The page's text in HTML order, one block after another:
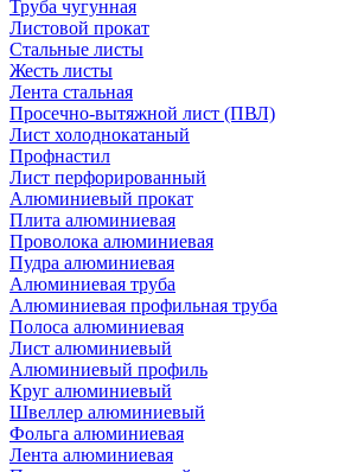
Труба чугунная
Листовой прокат
Стальные листы
Жесть листы
Лента стальная
Просечно-вытяжной лист (ПВЛ)
Лист холоднокатаный
Профнастил
Лист перфорированный
Алюминиевый прокат
Плита алюминиевая
Проволока алюминиевая
Пудра алюминиевая
Алюминиевая труба
Алюминиевая профильная труба
Полоса алюминиевая
Лист алюминиевый
Алюминиевый профиль
Круг алюминиевый
Швеллер алюминиевый
Фольга алюминиевая
Лента алюминиевая